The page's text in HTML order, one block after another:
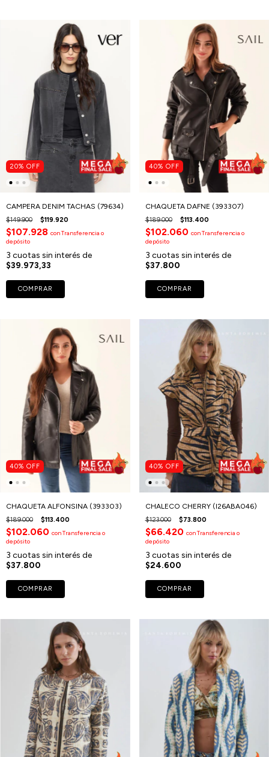
20% OFF
CAMPERA DENIM TACHAS (79634)
$149.900 $119.920
$107.928 conTransferencia o
depósito
3 cuotas sin interés de
$39.973,33
COMPRAR
40% OFF
CHAQUETA DAFNE (393307)
$189.000 $113.400
$102.060 conTransferencia o
depósito
3 cuotas sin interés de
$37.800
COMPRAR
40% OFF
CHAQUETA ALFONSINA (393303)
$189.000 $113.400
$102.060 conTransferencia o
depósito
3 cuotas sin interés de
$37.800
COMPRAR
40% OFF
CHALECO CHERRY (I26ABA046)
$123.000 $73.800
$66.420 conTransferencia o
depósito
3 cuotas sin interés de
$24.600
COMPRAR